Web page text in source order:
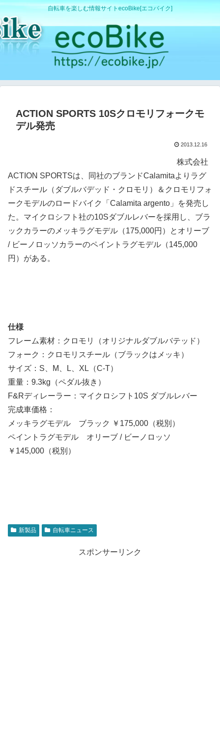
自転車を楽しむ情報サイトecoBike[エコバイク]
ACTION SPORTS 10Sクロモリフォークモ
デル発売
2013.12.16
株式会社
ACTION SPORTSは、同社のブランドCalamitaよりラグ
ドスチール（ダブルバデッド・クロモリ）＆クロモリフォ
ークモデルのロードバイク「Calamita argento」を発売し
た。マイクロシフト社の10Sダブルレバーを採用し、ブラ
ックカラーのメッキラグモデル（175,000円）とオリーブ
/ ビーノロッソカラーのペイントラグモデル（145,000
円）がある。
仕様
フレーム素材：クロモリ（オリジナルダブルバテッド）
フォーク：クロモリスチール（ブラックはメッキ）
サイズ：S、M、L、XL（C-T）
重量：9.3kg（ペダル抜き）
F&Rディレーラー：マイクロシフト10S ダブルレバー
完成車価格：
メッキラグモデル ブラック ￥175,000（税別）
ペイントラグモデル オリーブ / ビーノロッソ
￥145,000（税別）
新製品 自転車ニュース
スポンサーリンク